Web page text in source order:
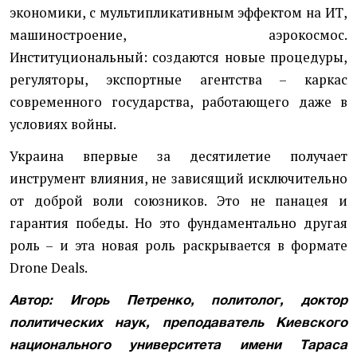
экономики, с мультипликативным эффектом на ИТ,
машиностроение, аэрокосмос.
Институциональный: создаются новые процедуры,
регуляторы, экспортные агентства – каркас
современного государства, работающего даже в
условиях войны.
Украина впервые за десятилетие получает
инструмент влияния, не зависящий исключительно
от доброй воли союзников. Это не панацея и
гарантия победы. Но это фундаментально другая
роль – и эта новая роль раскрывается в формате
Drone Deals.
Автор: Игорь Петренко, политолог, доктор
политических наук, преподаватель Киевского
национального университета имени Тараса